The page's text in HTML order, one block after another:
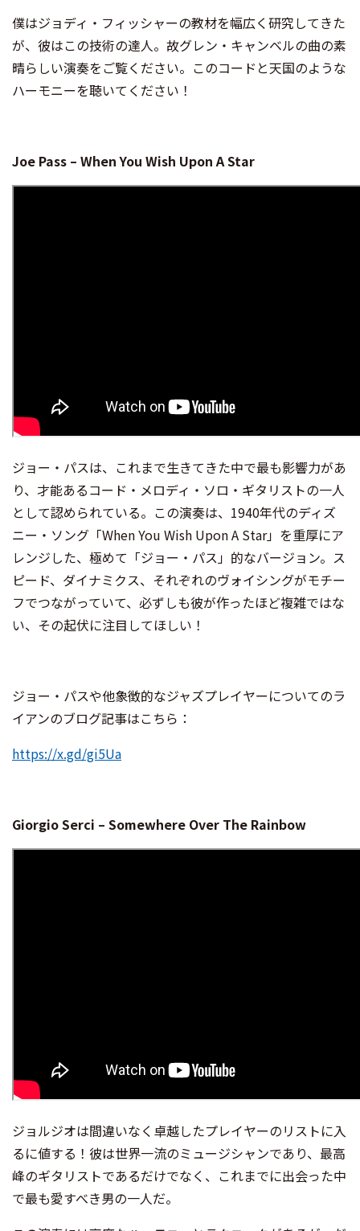
僕はジョディ・フィッシャーの教材を幅広く研究してきた
が、彼はこの技術の達人。故グレン・キャンベルの曲の素
晴らしい演奏をご覧ください。このコードと天国のような
ハーモニーを聴いてください！
Joe Pass – When You Wish Upon A Star
ジョー・パスは、これまで生きてきた中で最も影響力があ
り、才能あるコード・メロディ・ソロ・ギタリストの一人
として認められている。この演奏は、1940年代のディズ
ニー・ソング「When You Wish Upon A Star」を重厚にア
レンジした、極めて「ジョー・パス」的なバージョン。ス
ピード、ダイナミクス、それぞれのヴォイシングがモチー
フでつながっていて、必ずしも彼が作ったほど複雑ではな
い、その起伏に注目してほしい！
ジョー・パスや他象徴的なジャズプレイヤーについてのラ
イアンのブログ記事はこちら：
https://x.gd/gi5Ua
Giorgio Serci – Somewhere Over The Rainbow
ジョルジオは間違いなく卓越したプレイヤーのリストに入
るに値する！彼は世界一流のミュージシャンであり、最高
峰のギタリストであるだけでなく、これまでに出会った中
で最も愛すべき男の一人だ。